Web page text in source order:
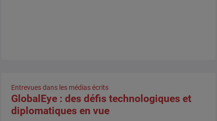
Entrevues dans les médias écrits
GlobalEye : des défis technologiques et
diplomatiques en vue